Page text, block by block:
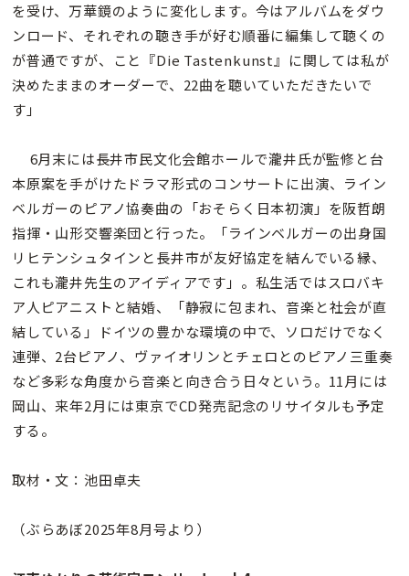
を受け、万華鏡のように変化します。今はアルバムをダウ
ンロード、それぞれの聴き手が好む順番に編集して聴くの
が普通ですが、こと『Die Tastenkunst』に関しては私が
決めたままのオーダーで、22曲を聴いていただきたいで
す」
6月末には長井市民文化会館ホールで瀧井氏が監修と台
本原案を手がけたドラマ形式のコンサートに出演、ライン
ベルガーのピアノ協奏曲の「おそらく日本初演」を阪哲朗
指揮・山形交響楽団と行った。「ラインベルガーの出身国
リヒテンシュタインと長井市が友好協定を結んでいる縁、
これも瀧井先生のアイディアです」。私生活ではスロバキ
ア人ピアニストと結婚、「静寂に包まれ、音楽と社会が直
結している」ドイツの豊かな環境の中で、ソロだけでなく
連弾、2台ピアノ、ヴァイオリンとチェロとのピアノ三重奏
など多彩な角度から音楽と向き合う日々という。11月には
岡山、来年2月には東京でCD発売記念のリサイタルも予定
する。
取材・文：池田卓夫
（ぶらあぼ2025年8月号より）